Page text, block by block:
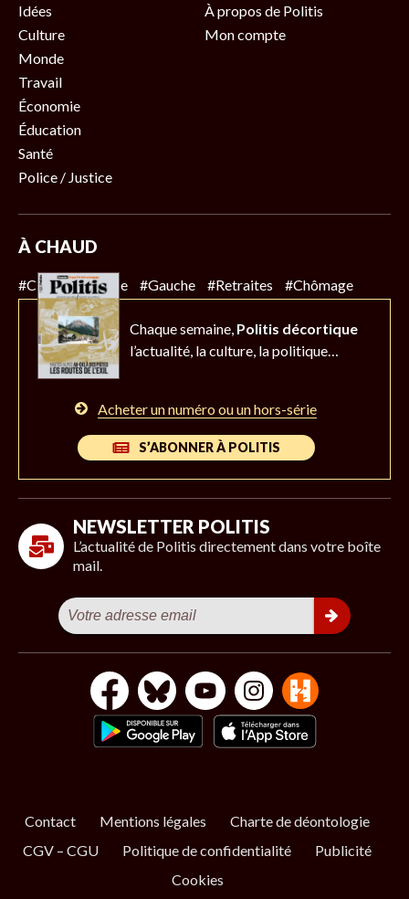
Idées
Culture
Monde
Travail
Économie
Éducation
Santé
Police / Justice
À propos de Politis
Mon compte
À CHAUD
#Climat #Police #Gauche #Retraites #Chômage
Chaque semaine, Politis décortique
l’actualité, la culture, la politique…
Acheter un numéro ou un hors-série
S’ABONNER À POLITIS
NEWSLETTER POLITIS
L’actualité de Politis directement dans votre boîte
mail.
Contact Mentions légales
Charte de déontologie
CGV – CGU
Politique de confidentialité
Publicité
Cookies